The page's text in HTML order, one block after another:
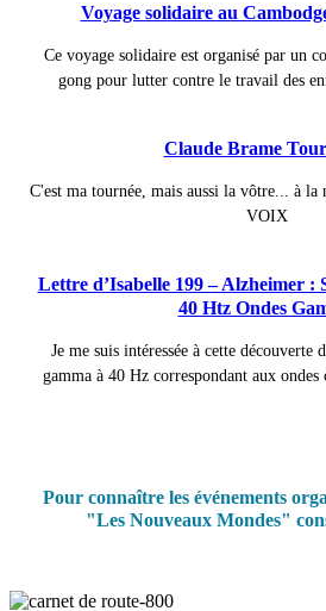
Voyage solidaire au
Ce voyage solidaire est organisé par un
gong pour lutter contre le travail des
Claude Brame
C'est ma tournée, mais aussi la vôtre... à
VOIX
Lettre d’Isabelle 199 – Alzheimer :
40 Htz Ondes
Je me suis intéressée à cette découverte
gamma à 40 Hz correspondant aux ondes
Pour connaître les événements
"Les Nouveaux Mondes"